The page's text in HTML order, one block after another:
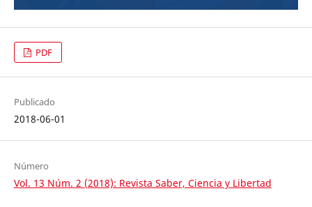
PDF
Publicado
2018-06-01
Número
Vol. 13 Núm. 2 (2018): Revista Saber, Ciencia y Libertad